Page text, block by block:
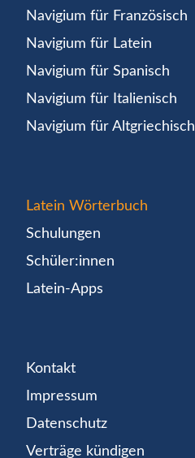
Navigium für Französisch
Navigium für Latein
Navigium für Spanisch
Navigium für Italienisch
Navigium für Altgriechisch
Latein Wörterbuch
Schulungen
Schüler:innen
Latein-Apps
Kontakt
Impressum
Datenschutz
Verträge kündigen